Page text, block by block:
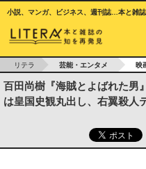
小説、マンガ、ビジネス、週刊誌…本と雑
リテラ 芸能・エンタメ 映
百田尚樹『海賊とよばれた男
は皇国史観丸出し、右翼殺人